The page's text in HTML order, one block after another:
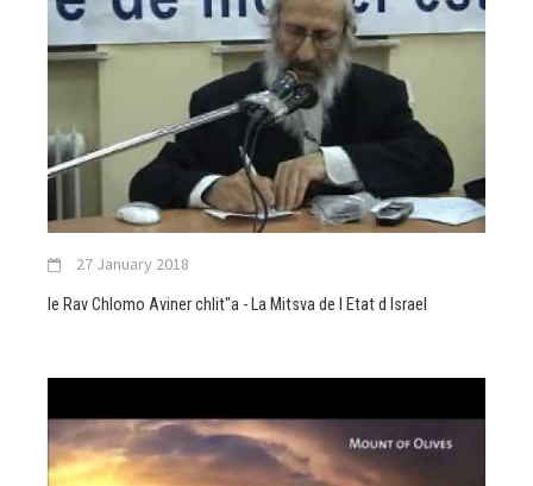
27 January 2018
le Rav Chlomo Aviner chlit"a - La Mitsva de l Etat d Israel